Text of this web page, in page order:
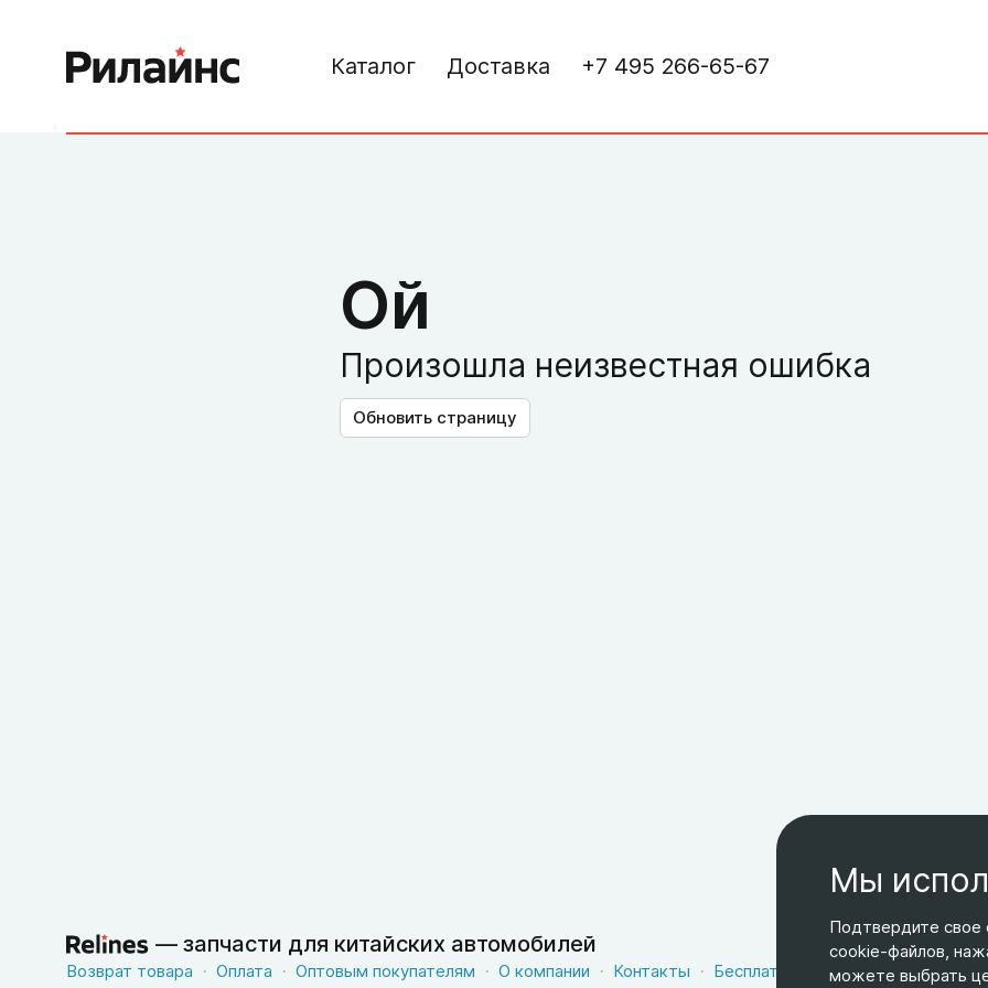
Каталог Доставка +7 495 266-65-67
Ой
Произошла неизвестная ошибка
Обновить страницу
— запчасти для китайских автомобилей
Возврат товара Оплата Оптовым покупателям О компании Контакты Бесплатная доставка
Оферта
Мы
Подтвердите свое
cookie-файлов,
можете выбрать